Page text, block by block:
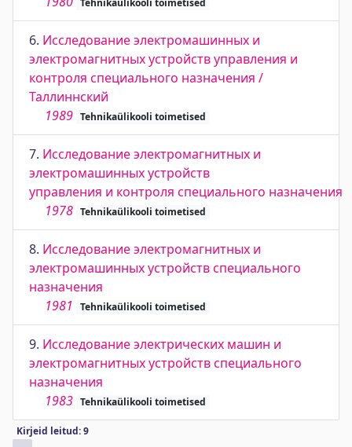
Tehnikaülikooli toimetised
6. Исследование электромашинных и
электромагнитных устройств управления и
контроля специального назначения /
Таллиннский
1989 Tehnikaülikooli toimetised
7. Исследование электромагнитных и
электромашинных устройств
управления и контроля специального назначения
1978 Tehnikaülikooli toimetised
8. Исследование электромагнитных и
электромашинных устройств специального
назначения
1981
Tehnikaülikooli toimetised
9. Исследование электрических машин и
электромагнитных устройств специального
назначения
1983 Tehnikaülikooli toimetised
Kirjeid leitud: 9